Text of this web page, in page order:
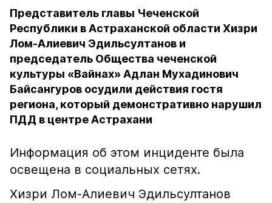
Представитель главы Чеченской
Республики в Астраханской области Хизри
Лом-Алиевич Эдильсултанов и
председатель Общества чеченской
культуры «Вайнах» Адлан Мухадинович
Байсангуров осудили действия гостя
региона, который демонстративно нарушил
ПДД в центре Астрахани
Информация об этом инциденте была
освещена в социальных сетях.
Хизри Лом-Алиевич Эдильсултанов